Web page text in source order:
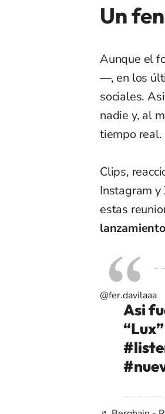
Un
Aunque el
—, en los
sociales.
nadie y, al
tiempo real.
Clips,
Instagram y
estas
@fer.davilaaa
Asi